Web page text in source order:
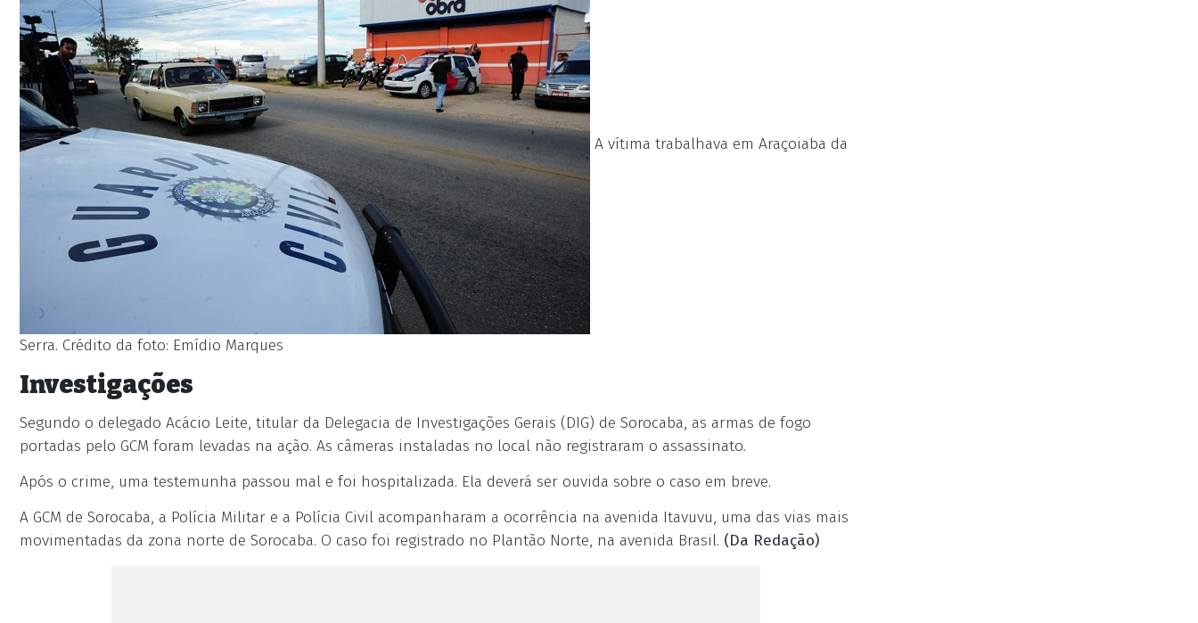
A vítima trabalhava em Araçoiaba da
Serra. Crédito da foto: Emídio Marques
Investigações
Segundo o delegado Acácio Leite, titular da Delegacia de Investigações Gerais (DIG) de Sorocaba, as armas de fogo
portadas pelo GCM foram levadas na ação. As câmeras instaladas no local não registraram o assassinato.
Após o crime, uma testemunha passou mal e foi hospitalizada. Ela deverá ser ouvida sobre o caso em breve.
A GCM de Sorocaba, a Polícia Militar e a Polícia Civil acompanharam a ocorrência na avenida Itavuvu, uma das vias mais
movimentadas da zona norte de Sorocaba. O caso foi registrado no Plantão Norte, na avenida Brasil. (Da Redação)